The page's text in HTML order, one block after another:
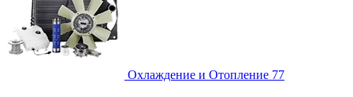
Охлаждение и Отопление 77